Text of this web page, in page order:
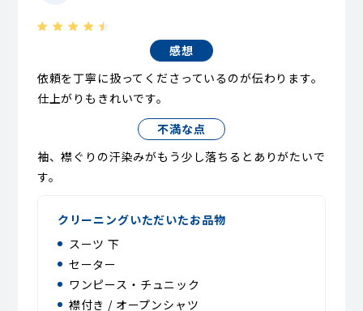
感想
依頼を丁寧に扱ってくださっているのが伝わります。
仕上がりもきれいです。
不満な点
袖、襟ぐりの汗染みがもう少し落ちるとありがたいで
す。
クリーニングいただいたお品物
スーツ 下
セーター
ワンピース・チュニック
襟付き / オープンシャツ